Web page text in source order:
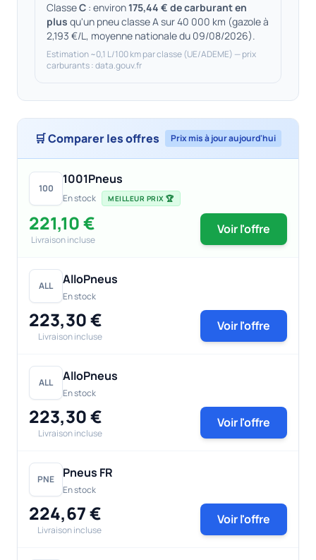
ClasseC : environ175,44 € de carburant en
plus qu'un pneu classe A sur 40 000 km (gazole à
2,193 €/L, moyenne nationale du 09/08/2026).
Estimation ~0,1 L/100 km par classe (UE/ADEME) — prix
carburants : data.gouv.fr
🛒 Comparer les offres Prix mis à jour aujourd'hui
100
1001Pneus
En stock MEILLEUR PRIX 🏆
221,10 €
Livraison incluse
Voir l'offre
ALL AlloPneus
En stock
223,30 €
Livraison incluse
Voir l'offre
ALL AlloPneus
En stock
223,30 €
Livraison incluse
Voir l'offre
PNE Pneus FR
En stock
224,67 €
Livraison incluse
Voir l'offre